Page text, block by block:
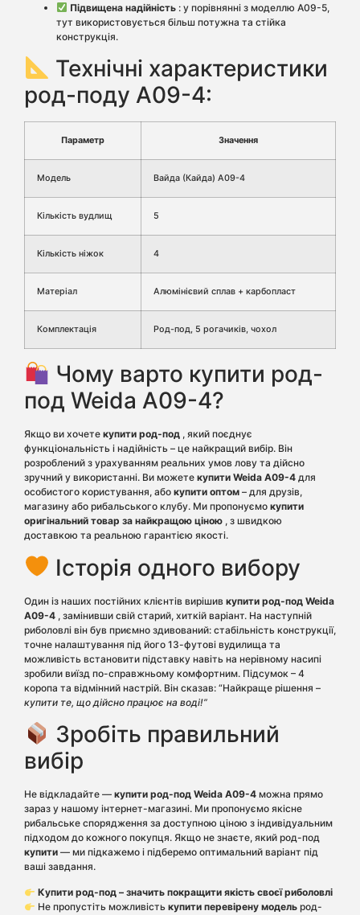
Підвищена надійність: у порівнянні з моделлю A09-5,
тут використовується більш потужна та стійка
конструкція.
Технічні характеристики
род-поду A09-4:
Параметр Значення
Модель Вайда (Кайда) A09-4
Кількість вудлищ 5
Кількість ніжок 4
Матеріал Алюмінієвий сплав + карбопласт
Комплектація Род-под, 5 рогачиків, чохол
Чому варто купити род-
под Weida A09-4?
Якщо ви хочете купити род-под , який поєднує
функціональність і надійність – це найкращий вибір. Він
розроблений з урахуванням реальних умов лову та дійсно
зручний у використанні. Ви можете купити Weida A09-4 для
особистого користування, або купити оптом – для друзів,
магазину або рибальського клубу. Ми пропонуємо купити
оригінальний товар за найкращою ціною , з швидкою
доставкою та реальною гарантією якості.
Історія одного вибору
Один із наших постійних клієнтів вирішив купити род-под Weida
A09-4 , замінивши свій старий, хиткій варіант. На наступній
риболовлі він був приємно здивований: стабільність конструкції,
точне налаштування під його 13-футові вудилища та
можливість встановити підставку навіть на нерівному насипі
зробили виїзд по-справжньому комфортним. Підсумок – 4
коропа та відмінний настрій. Він сказав: “Найкраще рішення –
купити те, що дійсно працює на воді!”
Зробіть правильний
вибір
Не відкладайте — купити род-под Weida A09-4 можна прямо
зараз у нашому інтернет-магазині. Ми пропонуємо якісне
рибальське спорядження за доступною ціною з індивідуальним
підходом до кожного покупця. Якщо не знаєте, який род-под
купити — ми підкажемо і підберемо оптимальний варіант під
ваші завдання.
Купити род-под – значить покращити якість своєї риболовлі
Не пропустіть можливість купити перевірену модельрод-